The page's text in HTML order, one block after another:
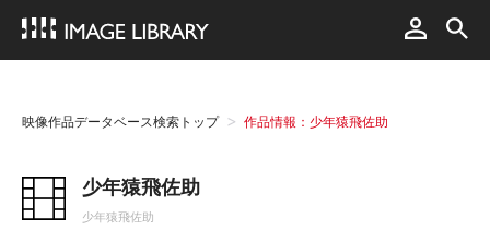
映像作品データベース検索トップ 作品情報：少年猿飛佐助
少年猿飛佐助
少年猿飛佐助